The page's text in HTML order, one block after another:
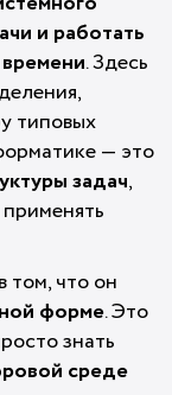
и работать
. Здесь
типовых
— это
задач,
том, что он
форме. Это
знать
среде